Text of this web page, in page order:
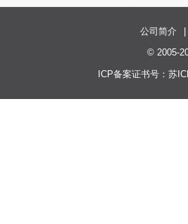
公司简介
© 2005-
ICP备案证书号： 苏